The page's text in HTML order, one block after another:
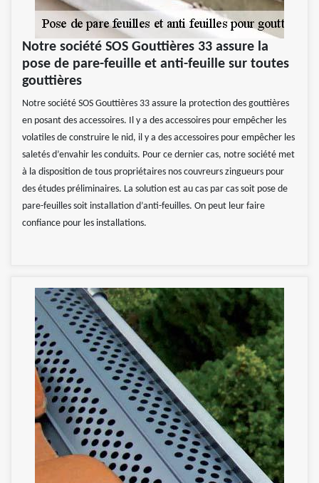
Notre société SOS Gouttières 33 assure la
pose de pare-feuille et anti-feuille sur toutes
gouttières
Notre société SOS Gouttières 33 assure la protection des gouttières
en posant des accessoires. Il y a des accessoires pour empêcher les
volatiles de construire le nid, il y a des accessoires pour empêcher les
saletés d’envahir les conduits. Pour ce dernier cas, notre société met
à la disposition de tous propriétaires nos couvreurs zingueurs pour
des études préliminaires. La solution est au cas par cas soit pose de
pare-feuilles soit installation d’anti-feuilles. On peut leur faire
confiance pour les installations.